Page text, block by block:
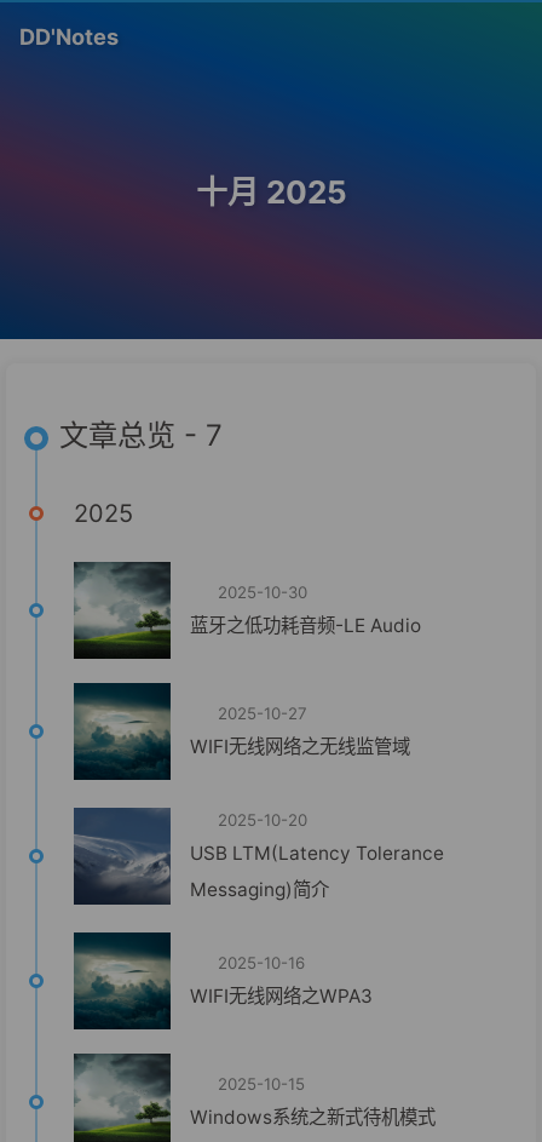
DD'Notes
十月 2025
文章总览 - 7
2025
2025-10-30
蓝牙之低功耗音频-LE Audio
2025-10-27
WIFI无线网络之无线监管域
2025-10-20
USB LTM(Latency Tolerance
Messaging)简介
2025-10-16
WIFI无线网络之WPA3
2025-10-15
Windows系统之新式待机模式